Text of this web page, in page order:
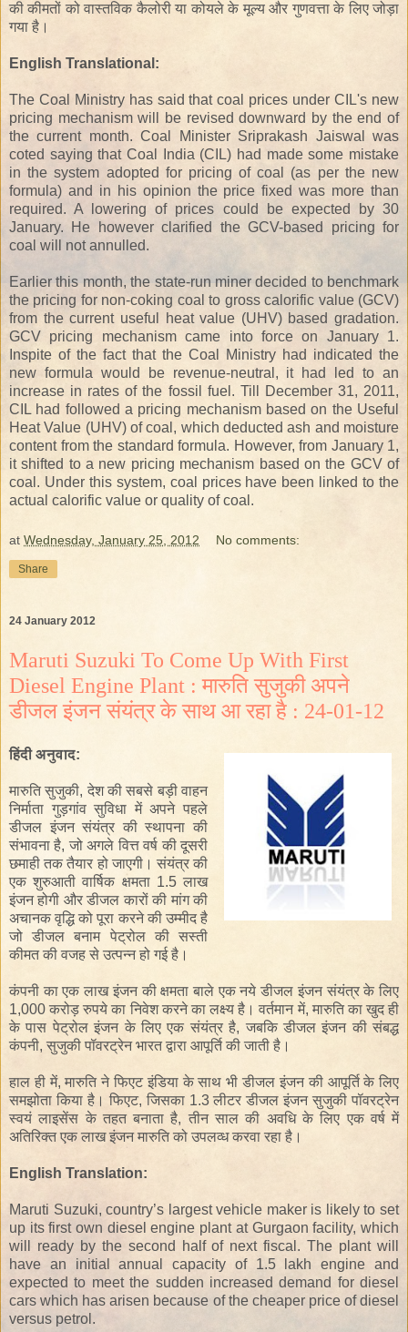
की कीमतों को वास्तविक कैलोरी या कोयले के मूल्य और गुणवत्ता के लिए जोड़ा
गया है।
English Translational:
The Coal Ministry has said that coal prices under CIL's new
pricing mechanism will be revised downward by the end of
the current month. Coal Minister Sriprakash Jaiswal was
coted saying that Coal India (CIL) had made some mistake
in the system adopted for pricing of coal (as per the new
formula) and in his opinion the price fixed was more than
required. A lowering of prices could be expected by 30
January. He however clarified the GCV-based pricing for
coal will not annulled.
Earlier this month, the state-run miner decided to benchmark
the pricing for non-coking coal to gross calorific value (GCV)
from the current useful heat value (UHV) based gradation.
GCV pricing mechanism came into force on January 1.
Inspite of the fact that the Coal Ministry had indicated the
new formula would be revenue-neutral, it had led to an
increase in rates of the fossil fuel. Till December 31, 2011,
CIL had followed a pricing mechanism based on the Useful
Heat Value (UHV) of coal, which deducted ash and moisture
content from the standard formula. However, from January 1,
it shifted to a new pricing mechanism based on the GCV of
coal. Under this system, coal prices have been linked to the
actual calorific value or quality of coal.
at Wednesday, January 25, 2012 No comments:
Share
24 January 2012
Maruti Suzuki To Come Up With First
Diesel Engine Plant : मारुति सुजुकी अपने
डीजल इंजन संयंत्र के साथ आ रहा है : 24-01-12
हिंदी अनुवाद:
मारुति सुजुकी, देश की सबसे बड़ी वाहन
निर्माता गुड़गांव सुविधा मेंअपनेपहले
डीजल इंजन संयंत्र की स्थापना की
संभावना है, जो अगले वित्त वर्ष की दूसरी
छमाही तकतैयार हो जाएगी। संयंत्र की
एक शुरुआती वार्षिक क्षमता 1.5 लाख
इंजनहोगी और डीजल कारों कीमांगकी
अचानकवृद्धिको पूरा करनेकी उम्मीद है
जो
डीजल बनाम पेट्रोल की
सस्ती
कीमत की वजह से उत्पन्न हो गई है ।
कंपनी काएक लाख इंजन की क्षमता बाले एक नयेडीजल इंजन संयंत्र के लिए
1,000 करोड़ रुपये का निवेश करने का लक्ष्य है।वर्तमान में, मारुतिका खुद ही
के पास पेट्रोल इंजन के लिए एक संयंत्र है, जबकि डीजल इंजनकीसंबद्ध
कंपनी, सुजुकी पॉवरट्रेनभारत द्वारा आपूर्ति की जाती है ।
हाल ही में, मारुतिनेफिएट इंडिया के साथ भी डीजल इंजन की आपूर्ति के लिए
समझोता किया है। फिएट, जिसका 1.3 लीटर डीजल इंजन सुजुकी पॉवरट्रेन
स्वयं लाइसेंस के तहत बनाता है, तीन साल की अवधि के लिए एक वर्षमें
अतिरिक्त एक लाख इंजन मारुति को उपलव्ध करवा रहाहै।
English Translation:
Maruti Suzuki, country’s largest vehicle maker is likely to set
up its first own diesel engine plant at Gurgaon facility, which
will ready by the second half of next fiscal. The plant will
have an initial annual capacity of 1.5 lakh engine and
expected to meet the sudden increased demand for diesel
cars which has arisen because of the cheaper price of diesel
versus petrol.